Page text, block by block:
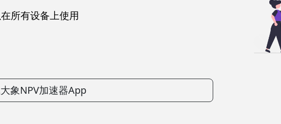
所有设备上使用
象NPV加速器App